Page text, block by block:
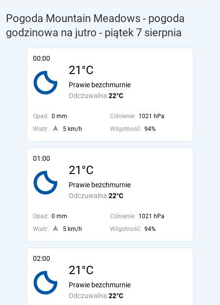
Pogoda Mountain Meadows - pogoda
godzinowa na jutro - piątek 7 sierpnia
00:00
21°C
Odczuwalna 22°C
Prawie bezchmurnie
Opad: 0 mm Ciśnienie: 1021 hPa
Wiatr:
5 km/h Wilgotność: 94%
01:00
21°C
Odczuwalna 22°C
Prawie bezchmurnie
Opad: 0 mm Ciśnienie: 1021 hPa
Wiatr:
5 km/h Wilgotność: 94%
02:00
21°C
Odczuwalna 22°C
Prawie bezchmurnie